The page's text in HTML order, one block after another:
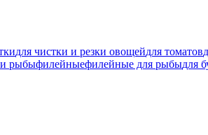
для чистки и резки овощейдля томатов
рыбыфилейныефилейные для рыбыдля